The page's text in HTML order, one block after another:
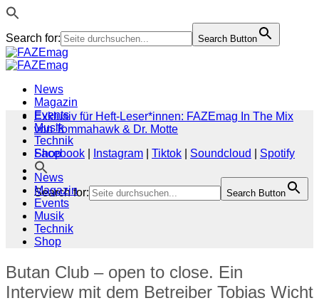
Search for: Search Button
Zum
Inhalt
News
Magazin
Events
Musik
Technik
Shop
Search for: Search Button
Exklusiv für Heft-Leser*innen: FAZEmag In The Mix
von Tommahawk & Dr. Motte
Facebook
Instagram Tiktok Soundcloud
Spotify
News
Magazin
Events
Musik
Technik
Shop
Butan Club – open to close. Ein
Interview mit dem Betreiber Tobias Wicht